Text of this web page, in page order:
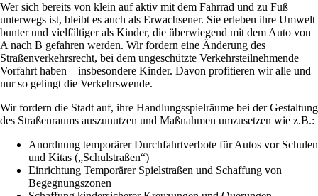
Wer sich bereits von klein auf aktiv mit dem Fahrrad und zu Fuß
unterwegs ist, bleibt es auch als Erwachsener. Sie erleben ihre Umwelt
bunter und vielfältiger als Kinder, die überwiegend mit dem Auto von
A nach B gefahren werden. Wir fordern eine Änderung des
Straßenverkehrsrecht, bei dem ungeschützte Verkehrsteilnehmende
Vorfahrt haben – insbesondere Kinder. Davon profitieren wir alle und
nur so gelingt die Verkehrswende.
Wir fordern die Stadt auf, ihre Handlungsspielräume bei der Gestaltung
des Straßenraums auszunutzen und Maßnahmen umzusetzen wie z.B.:
Anordnung temporärer Durchfahrtverbote für Autos vor Schulen
und Kitas („Schulstraßen“)
Einrichtung Temporärer Spielstraßen und Schaffung von
Begegnungszonen